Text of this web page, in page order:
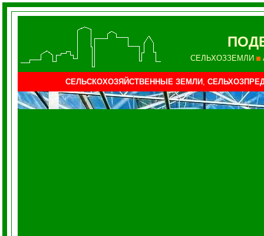
СЕЛЬХОЗЗЕМЛИ
СЕЛЬСКОХОЗЯЙСТВЕННЫЕ ЗЕМЛИ ,